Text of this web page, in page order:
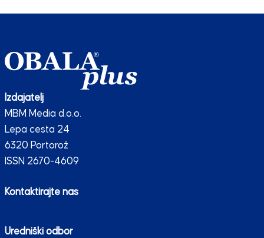
Izdajatelj
MBM Media d.o.o.
Lepa cesta 24
6320 Portorož
ISSN 2670-4609
Kontaktirajte nas
Uredniški odbor